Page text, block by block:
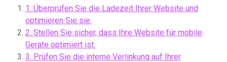
1. Überprüfen Sie die Ladezeit Ihrer Website und
optimieren Sie sie.
2. Stellen Sie sicher, dass Ihre Website für mobile
Geräte optimiert ist.
3. Prüfen Sie die interne Verlinkung auf Ihrer